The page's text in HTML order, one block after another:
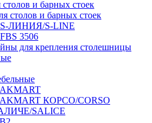
и барных стоек
столов и барных стоек
S-ЛИНИЯ/S-LINE
3506
для крепления столешницы
КОРСО/CORSO
SALICE